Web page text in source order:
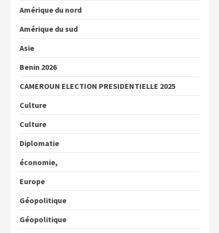
Amérique du nord
Amérique du sud
Asie
Benin 2026
CAMEROUN ELECTION PRESIDENTIELLE 2025
Culture
Culture
Diplomatie
économie,
Europe
Géopolitique
Géopolitique